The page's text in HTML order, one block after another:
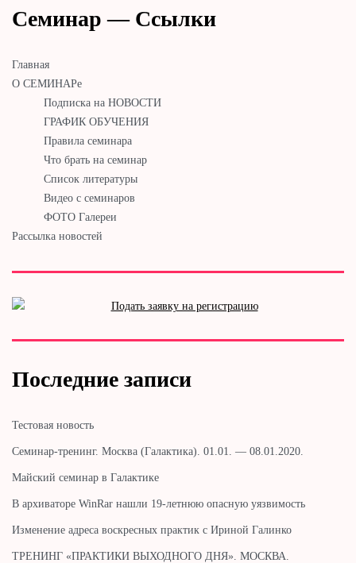
Семинар — Ссылки
Главная
О СЕМИНАРе
Подписка на НОВОСТИ
ГРАФИК ОБУЧЕНИЯ
Правила семинара
Что брать на семинар
Список литературы
Видео с семинаров
ФОТО Галереи
Рассылка новостей
Последние записи
Тестовая новость
Cеминар-тренинг. Москва (Галактика). 01.01. — 08.01.2020.
Майский семинар в Галактике
В архиваторе WinRar нашли 19-летнюю опасную уязвимость
Изменение адреса воскресных практик с Ириной Галинко
ТРЕНИНГ «ПРАКТИКИ ВЫХОДНОГО ДНЯ». МОСКВА.